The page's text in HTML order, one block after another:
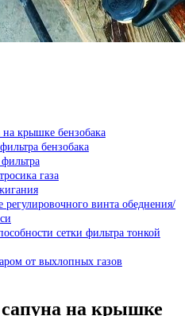
на крышке бензобака
бензобака
газа
винта обеднения/
сетки фильтра тонкой
от выхлопных газов
на крышке